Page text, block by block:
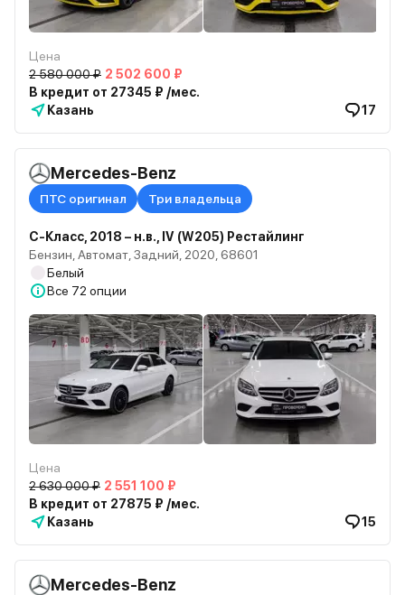
Цена
2 580 000 ₽ 2 502 600 ₽
В кредит от 27345 ₽ /мес.
Казань
17
Mercedes-Benz
ПТС оригинал Три владельца
C-Класс, 2018 – н.в., IV (W205) Рестайлинг
Бензин, Автомат, Задний, 2020, 68601
Белый
Все 72 опции
Цена
2 630 000 ₽ 2 551 100 ₽
В кредит от 27875 ₽ /мес.
Казань
15
Mercedes-Benz